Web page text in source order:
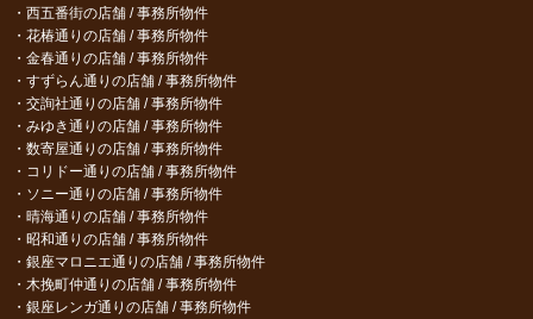
西五番街の店舗 / 事務所物件
花椿通りの店舗 / 事務所物件
金春通りの店舗 / 事務所物件
すずらん通りの店舗 / 事務所物件
交詢社通りの店舗 / 事務所物件
みゆき通りの店舗 / 事務所物件
数寄屋通りの店舗 / 事務所物件
コリドー通りの店舗 / 事務所物件
ソニー通りの店舗 / 事務所物件
晴海通りの店舗 / 事務所物件
昭和通りの店舗 / 事務所物件
銀座マロニエ通りの店舗 / 事務所物件
木挽町仲通りの店舗 / 事務所物件
銀座レンガ通りの店舗 / 事務所物件